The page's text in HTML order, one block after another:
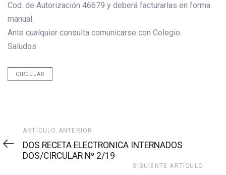
Cod. de Autorización 46679 y deberá facturarlas en forma
manual.
Ante cualquier consulta comunicarse con Colegio.
Saludos
CIRCULAR
Artículo
anterior
ARTÍCULO ANTERIOR
DOS RECETA ELECTRONICA INTERNADOS
DOS/CIRCULAR Nº 2/19
SIGUIENTE ARTÍCULO